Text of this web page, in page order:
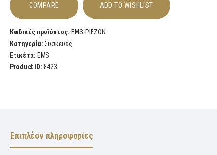
COMPARE ADD TO WISHLIST
Κωδικός προϊόντος: EMS-PIEZON
Κατηγορία: Συσκευές
Ετικέτα: EMS
Product ID: 8423
Επιπλέον πληροφορίες